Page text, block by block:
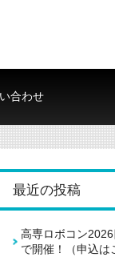
合わせ
最近の投稿
高専ロボコン
で開催！（申込は